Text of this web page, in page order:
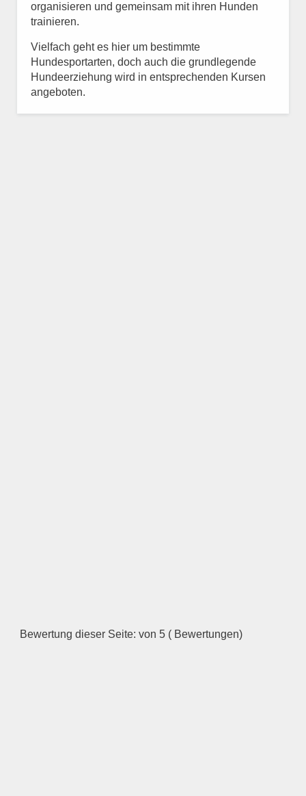
organisieren und gemeinsam mit ihren Hunden
trainieren.
Vielfach geht es hier um bestimmte
Hundesportarten, doch auch die grundlegende
Hundeerziehung wird in entsprechenden Kursen
angeboten.
Bewertung dieser Seite: von 5 ( Bewertungen)